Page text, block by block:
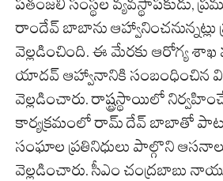
పతంజలి సంస్థల వ్యవస్థాపకుడు,
రాందేవ్ బాబాను ఆహ్వానించనున్నట్లు
వెల్లడించింది. ఈ మేరకు ఆరోగ్య శాఖ
యాదవ్ ఆహ్వానానికి సంబంధించిన
వెల్లడించారు. రాష్ట్రస్థాయిలో
కార్యక్రమంలో రామ్ దేవ్ బాబాతో
సంఘాల ప్రతినిధులు పాల్గొని
వెల్లడించారు. సీఎం చంద్రబాబు